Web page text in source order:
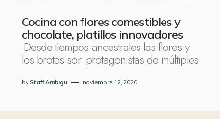
Cocina con flores comestibles y
chocolate, platillos innovadores
Desde tiempos ancestrales las flores y
los brotes son protagonistas de múltiples
by Staff Ambigu noviembre 12, 2020